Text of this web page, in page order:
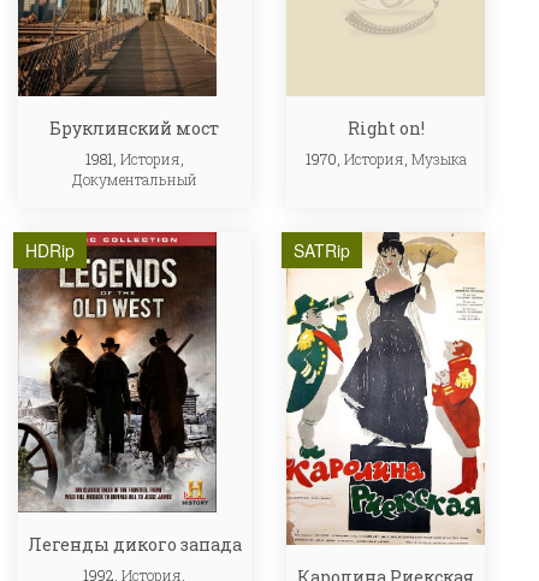
Бруклинский мост
1981, История,
Документальный
Right on!
1970, История, Музыка
HDRip
Легенды дикого запада
1992,История
SATRip